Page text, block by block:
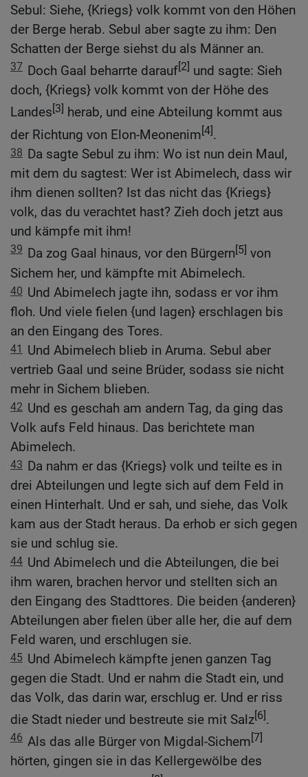
Sebul: Siehe, {Kriegs} volk kommt von den Höhen
der Berge herab. Sebul aber sagte zu ihm: Den
Schatten der Berge siehst du als Männer an.
37 Doch Gaal beharrte darauf[2] und sagte: Sieh
doch, {Kriegs} volk kommt von der Höhe des
Landes[3] herab, und eine Abteilung kommt aus
der Richtung von Elon-Meonenim[4].
38 Da sagte Sebul zu ihm: Wo ist nun dein Maul,
mit dem du sagtest: Wer ist Abimelech, dass wir
ihm dienen sollten? Ist das nicht das {Kriegs}
volk, das du verachtet hast? Zieh doch jetzt aus
und kämpfe mit ihm!
39 Da zog Gaal hinaus, vor den Bürgern[5] von
Sichem her, und kämpfte mit Abimelech.
40 Und Abimelech jagte ihn, sodass er vor ihm
floh. Und viele fielen {und lagen} erschlagen bis
an den Eingang des Tores.
41 Und Abimelech blieb in Aruma. Sebul aber
vertrieb Gaal und seine Brüder, sodass sie nicht
mehr in Sichem blieben.
42 Und es geschah am andern Tag, da ging das
Volk aufs Feld hinaus. Das berichtete man
Abimelech.
43 Da nahm er das {Kriegs} volk und teilte es in
drei Abteilungen und legte sich auf dem Feld in
einen Hinterhalt. Und er sah, und siehe, das Volk
kam aus der Stadt heraus. Da erhob er sich gegen
sie und schlug sie.
44 Und Abimelech und die Abteilungen, die bei
ihm waren, brachen hervor und stellten sich an
den Eingang des Stadttores. Die beiden {anderen}
Abteilungen aber fielen über alle her, die auf dem
Feld waren, und erschlugen sie.
45 Und Abimelech kämpfte jenen ganzen Tag
gegen die Stadt. Und er nahm die Stadt ein, und
das Volk, das darin war, erschlug er. Und er riss
die Stadt nieder und bestreute sie mit Salz[6].
46 Als das alle Bürger von Migdal-Sichem[7]
hörten, gingen sie in das Kellergewölbe des